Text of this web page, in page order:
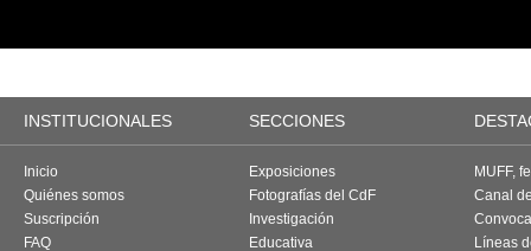
INSTITUCIONALES SECCIONES
Inicio
Quiénes somos
Suscripción
FAQ
Exposiciones
Fotografías del CdF
Investigación
Educativa
MUFF,
Canal
Líneas